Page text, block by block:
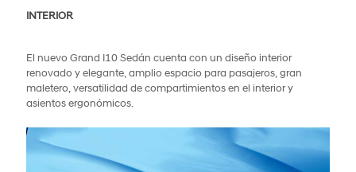
INTERIOR
El nuevo Grand I10 Sedán cuenta con un diseño interior
renovado y elegante, amplio espacio para pasajeros, gran
maletero, versatilidad de compartimientos en el interior y
asientos ergonómicos.